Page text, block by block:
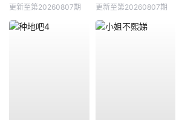
更新至第20260807期 更新至第20260807期